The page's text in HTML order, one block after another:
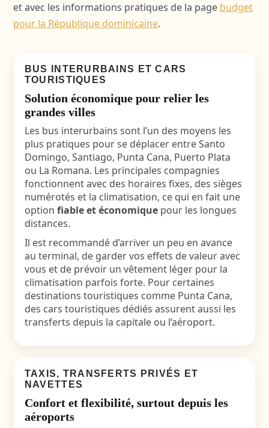
et avec les informations pratiques de la page budget
pour la République dominicaine.
BUS INTERURBAINS ET CARS
TOURISTIQUES
Solution économique pour relier les
grandes villes
Les bus interurbains sont l’un des moyens les
plus pratiques pour se déplacer entre Santo
Domingo, Santiago, Punta Cana, Puerto Plata
ou La Romana. Les principales compagnies
fonctionnent avec des horaires fixes, des sièges
numérotés et la climatisation, ce qui en fait une
option fiable et économiquepour les longues
distances.
Il est recommandé d’arriver un peu en avance
au terminal, de garder vos effets de valeur avec
vous et de prévoir un vêtement léger pour la
climatisation parfois forte. Pour certaines
destinations touristiques comme Punta Cana,
des cars touristiques dédiés assurent aussi les
transferts depuis la capitale ou l’aéroport.
TAXIS, TRANSFERTS PRIVÉS ET
NAVETTES
Confort et flexibilité, surtout depuis les
aéroports